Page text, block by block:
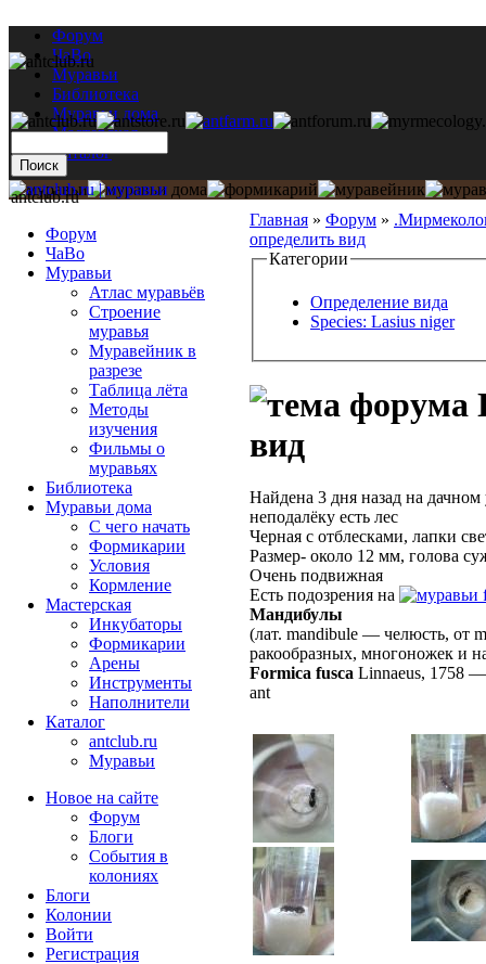
Форум
ЧаВо
Муравьи
Библиотека
Муравьи дома
Мастерская
Каталог
Главная » Форум »
определить вид
Категории
Определение вида
Species: Lasius niger
вид
Найдена 3 дня назад на дачном
неподалёку есть лес
Черная с отблесками, лапки
Размер- около 12 мм, голова
Очень подвижная
Есть подозрения на
Мандибулы
(лат. mandibule — челюсть, от
ракообразных, многоножек и
Formica fusca Linnaeus, 1758
ant
antclub.ru
Форум
ЧаВо
Муравьи
Атлас муравьёв
Строение
муравья
Муравейник в
разрезе
Таблица лёта
Методы
изучения
Фильмы о
муравьях
Библиотека
Муравьи дома
С чего начать
Формикарии
Условия
Кормление
Мастерская
Инкубаторы
Формикарии
Арены
Инструменты
Наполнители
Каталог
antclub.ru
Муравьи
Новое на сайте
Форум
Блоги
События в
колониях
Блоги
Колонии
Войти
Peгиcтpaция